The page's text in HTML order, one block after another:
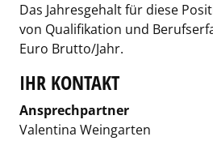
Das Jahresgehalt für diese
von Qualifikation und
Euro Brutto/Jahr.
IHR KONTAKT
Ansprechpartner
Valentina Weingarten